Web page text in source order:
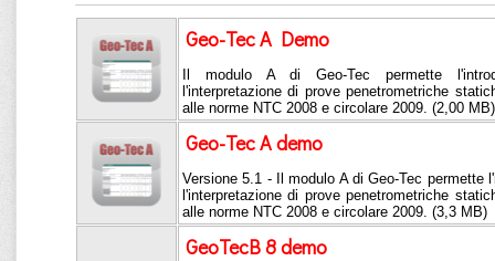
Geo-Tec A Demo
Il modulo A di Geo-Tec permette
l'interpretazione di prove penetrometriche
alle norme NTC 2008 e circolare 2009. (2,00 MB)
Geo-Tec A demo
Versione 5.1 - Il modulo A di Geo-Tec permette
l'interpretazione di prove penetrometriche
alle norme NTC 2008 e circolare 2009. (3,3 MB)
GeoTecB 8 demo